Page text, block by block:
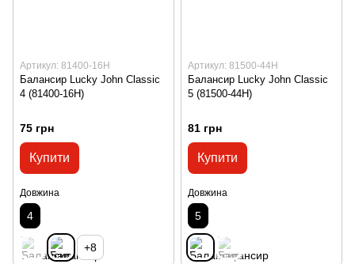
Артикул: 81400-16H
Балансир Lucky John Classic
4 (81400-16H)
75 грн
Купити
Довжина
4
+8
Артикул: 81500-44H
Балансир Lucky John Classic
5 (81500-44H)
81 грн
Купити
Довжина
5